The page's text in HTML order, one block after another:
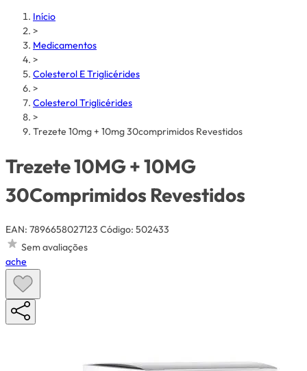
Início
>
Medicamentos
>
Colesterol E Triglicérides
>
Colesterol Triglicérides
>
Trezete 10mg + 10mg 30comprimidos Revestidos
Trezete 10MG + 10MG
30Comprimidos Revestidos
EAN: 7896658027123 Código: 502433
Sem avaliações
ache